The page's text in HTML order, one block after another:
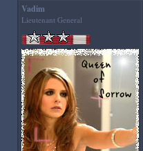
Vadim
Lieutenant General